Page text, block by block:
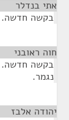
אתי בנדלר
בקשה חדשה.
חוה ראובני
נגמר.
יהודה אלבז